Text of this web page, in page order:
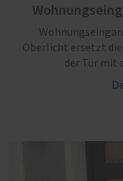
Oberlicht ersetzt
der Tür mit